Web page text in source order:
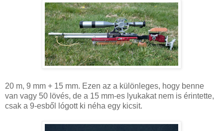
20 m, 9 mm + 15 mm. Ezen az a különleges, hogy benne
van vagy 50 lövés, de a 15 mm-es lyukakat nem is érintette,
csak a 9-esből lógott ki néha egy kicsit.